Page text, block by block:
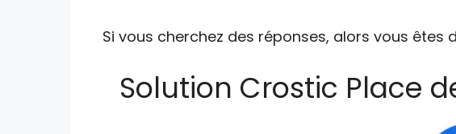
Si vous cherchez des réponses, alors vous êtes
Solution Crostic Place